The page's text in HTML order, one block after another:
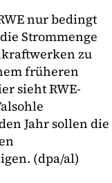
nur bedingt
Strommenge
zu
früheren
sieht RWE-
Jahr sollen die
(dpa/al)